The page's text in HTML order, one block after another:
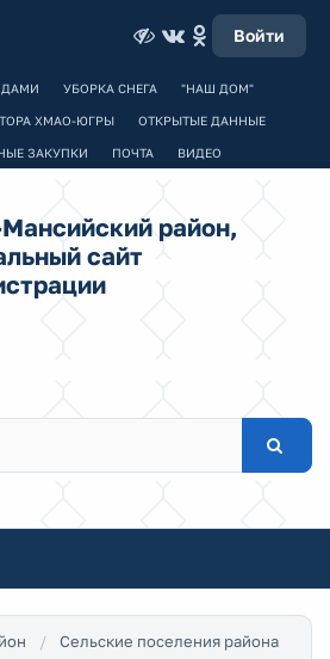
Войти
УБОРКА СНЕГА "НАШ ДОМ"
ХМАО-ЮГРЫ ОТКРЫТЫЕ ДАННЫЕ
ЗАКУПКИ ПОЧТА ВИДЕО
район,
сайт
Сельские поселения района